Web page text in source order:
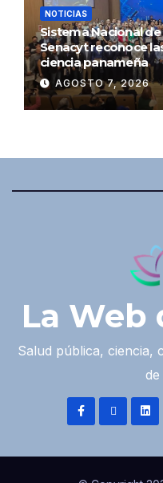
NOTICIAS
Sistema Nacional
Senacyt reconoce
ciencia panameña
AGOSTO 7, 2026
La Web
Salud pública, ciencia,
de